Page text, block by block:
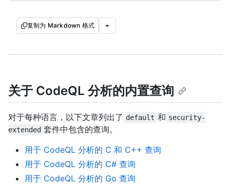
复制为 Markdown 格式
关于 CodeQL 分析的内置查询
对于每种语言，以下文章列出了 default 和 security-
extended 套件中包含的查询。
用于 CodeQL 分析的 C 和 C++ 查询
用于 CodeQL 分析的 C# 查询
用于 CodeQL 分析的 Go 查询